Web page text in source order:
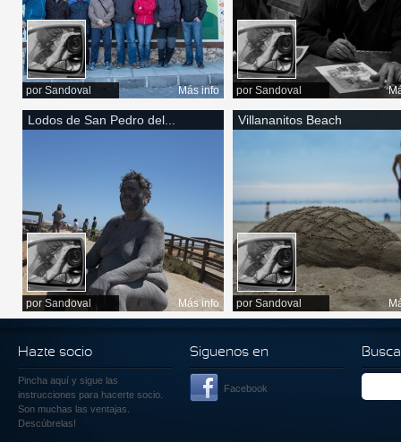
por Sandoval Más info por Sandoval
Lodos de San Pedro del...
por Sandoval Más info
Villananitos Beach
por Sandoval
Hazte socio
Pincha aquí y sigue las
instrucciones para hacerte socio.
Son muchas las ventajas.
Descúbrelas!
Siguenos en
Facebook